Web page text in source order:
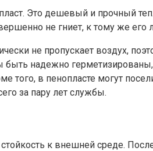
Это дешевый и прочный
не гниет, к тому же
не пропускает воздух,
надежно
того, в пенопласте могут
за пару лет службы.
к внешней среде.